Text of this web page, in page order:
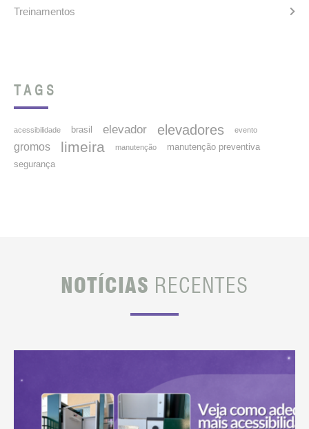
Treinamentos
TAGS
acessibilidade brasil elevador elevadores evento
gromos limeira manutenção manutenção preventiva
segurança
NOTÍCIAS RECENTES